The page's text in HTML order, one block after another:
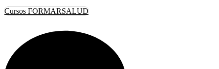
Cursos FORMARSALUD